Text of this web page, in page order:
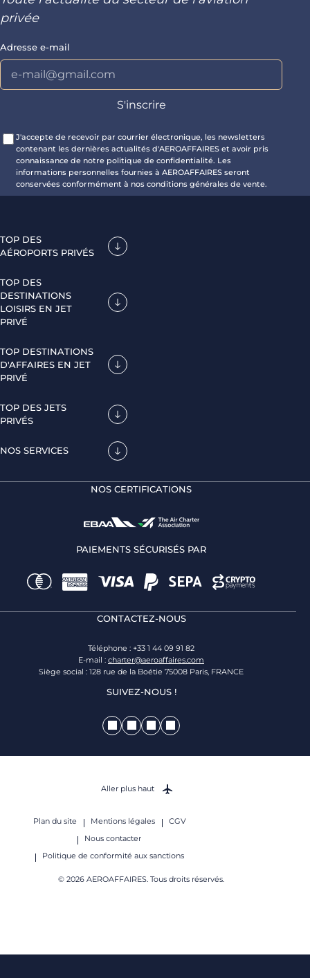
privée
Adresse e-mail
J'accepte de recevoir par courrier électronique, les newsletters
contenant les dernières actualités d'AEROAFFAIRES et avoir pris
connaissance de notre politique de confidentialité. Les
informations personnelles fournies à AEROAFFAIRES seront
conservées conformément à nos conditions générales de vente.
TOP DES
AÉROPORTS PRIVÉS
TOP DES
DESTINATIONS
LOISIRS EN JET
PRIVÉ
TOP DESTINATIONS
D'AFFAIRES EN JET
PRIVÉ
TOP DES JETS
PRIVÉS
NOS SERVICES
NOS CERTIFICATIONS
PAIEMENTS SÉCURISÉS PAR
CONTACTEZ-NOUS
Téléphone : +33 1 44 09 91 82
E-mail : charter@aeroaffaires.com
Siège social : 128 rue de la Boétie 75008 Paris, FRANCE
SUIVEZ-NOUS !
Plan du site Mentions légales
CGV
Nous contacter
Politique de conformité aux sanctions
© 2026 AEROAFFAIRES. Tous droits réservés.
Aller plus haut